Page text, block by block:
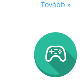
Tovább »